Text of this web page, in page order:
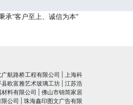
“客户至上、诚信为本”
广航路桥工程有限公司
上海科
县欧富雅艺术玻璃工坊
江苏浩
料有限公司
佛山市锦简家居
公司 珠海鑫印图文广告有限